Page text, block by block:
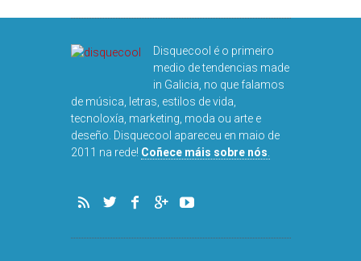
Disquecool é o primeiro
medio de tendencias made
in Galicia, no que falamos
de música, letras, estilos de vida,
tecnoloxía, marketing, moda ou arte e
deseño. Disquecool apareceu en maio de
2011 na rede! Coñece máis sobre nós